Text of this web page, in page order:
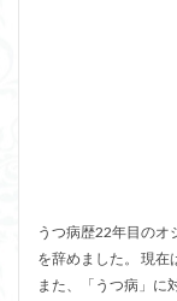
うつ病歴22年目のオ
を辞めました。 現在
また、「うつ病」に